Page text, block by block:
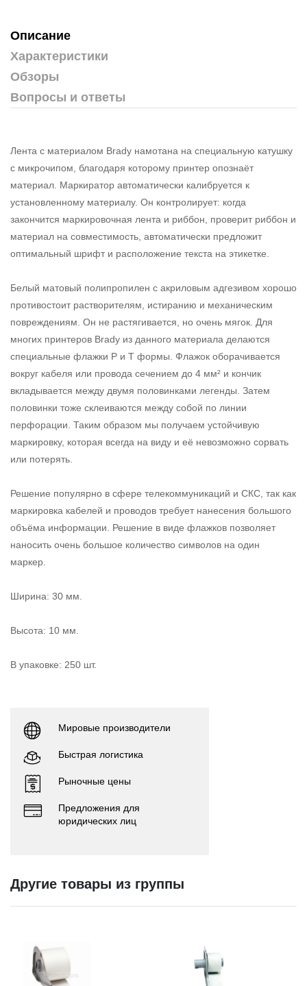
Описание
Характеристики
Обзоры
Вопросы и ответы
Лента с материалом Brady намотана на специальную катушку
с микрочипом, благодаря которому принтер опознаёт
материал. Маркиратор автоматически калибруется к
установленному материалу. Он контролирует: когда
закончится маркировочная лента и риббон, проверит риббон и
материал на совместимость, автоматически предложит
оптимальный шрифт и расположение текста на этикетке.
Белый матовый полипропилен с акриловым адгезивом хорошо
противостоит растворителям, истиранию и механическим
повреждениям. Он не растягивается, но очень мягок. Для
многих принтеров Brady из данного материала делаются
специальные флажки P и T формы. Флажок оборачивается
вокруг кабеля или провода сечением до 4 мм² и кончик
вкладывается между двумя половинками легенды. Затем
половинки тоже склеиваются между собой по линии
перфорации. Таким образом мы получаем устойчивую
маркировку, которая всегда на виду и её невозможно сорвать
или потерять.
Решение популярно в сфере телекоммуникаций и СКС, так как
маркировка кабелей и проводов требует нанесения большого
объёма информации. Решение в виде флажков позволяет
наносить очень большое количество символов на один
маркер.
Ширина: 30 мм.
Высота: 10 мм.
В упаковке: 250 шт.
Мировые производители
Быстрая логистика
Рыночные цены
Предложения для
юридических лиц
Другие товары из группы